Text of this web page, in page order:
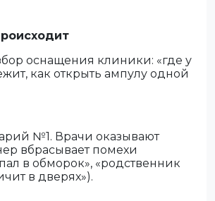
оснащения клиники: «где у
как открыть ампулу одной
№1. Врачи оказывают
вбрасывает помехи
в обморок», «родственник
в дверях»).